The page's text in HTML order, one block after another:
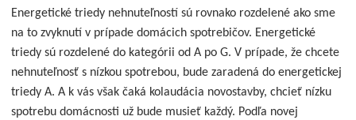
Energetické triedy nehnuteľností sú rovnako rozdelené ako sme
na to zvyknutí v prípade domácich spotrebičov. Energetické
triedy sú rozdelené do kategórii od A po G. V prípade, že chcete
nehnuteľnosť s nízkou spotrebou, bude zaradená do energetickej
triedy A. A k vás však čaká kolaudácia novostavby, chcieť nízku
spotrebu domácnosti už bude musieť každý. Podľa novej